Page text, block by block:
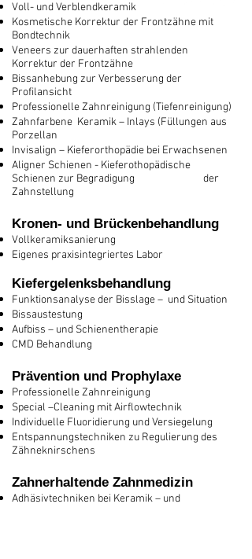
Voll- und Verblendkeramik
Kosmetische Korrektur der Frontzähne mit
Bondtechnik
Veneers zur dauerhaften strahlenden
Korrektur der Frontzähne
Bissanhebung zur Verbesserung der
Profilansicht
Professionelle Zahnreinigung (Tiefenreinigung)
Zahnfarbene Keramik – Inlays (Füllungen aus
Porzellan
Invisalign – Kieferorthopädie bei Erwachsenen
Aligner Schienen - Kieferothopädische
Schienen zur Begradigung
der
Zahnstellung
Kronen- und Brückenbehandlung
Vollkeramiksanierung
Eigenes praxisintegriertes Labor
Kiefergelenksbehandlung
Funktionsanalyse der Bisslage – und Situation
Bissaustestung
Aufbiss – und Schienentherapie
CMD Behandlung
Prävention und Prophylaxe
Professionelle Zahnreinigung
Special –Cleaning mit Airflowtechnik
Individuelle Fluoridierung und Versiegelung
Entspannungstechniken zu Regulierung des
Zähneknirschens
Zahnerhaltende Zahnmedizin
Adhäsivtechniken bei Keramik – und